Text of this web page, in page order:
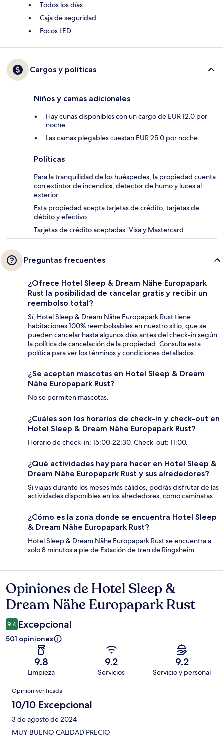
Todos los días
Caja de seguridad
Focos LED
Cargos y políticas
Niños y camas adicionales
Hay cunas disponibles con un cargo de EUR 12.0 por
noche.
Las camas plegables cuestan EUR 25.0 por noche.
Políticas
Para la tranquilidad de los huéspedes, la propiedad cuenta
con extintor de incendios, detector de humo y luces al
exterior.
Esta propiedad acepta tarjetas de crédito, tarjetas de
débito y efectivo.
Tarjetas de crédito aceptadas: Visa y Mastercard
Preguntas frecuentes
¿Ofrece Hotel Sleep & Dream Nähe Europapark
Rust la posibilidad de cancelar gratis y recibir un
reembolso total?
Sí, Hotel Sleep & Dream Nähe Europapark Rust tiene
habitaciones 100% reembolsables en nuestro sitio, que se
pueden cancelar hasta algunos días antes del check-in según
la política de cancelación de la propiedad. Consulta esta
política para ver los términos y condiciones detallados.
¿Se aceptan mascotas en Hotel Sleep & Dream
Nähe Europapark Rust?
No se permiten mascotas.
¿Cuáles son los horarios de check-in y check-out en
Hotel Sleep & Dream Nähe Europapark Rust?
Horario de check-in: 15:00-22:30. Check-out: 11:00.
¿Qué actividades hay para hacer en Hotel Sleep &
Dream Nähe Europapark Rust y sus alrededores?
Si viajas durante los meses más cálidos, podrás disfrutar de las
actividades disponibles en los alrededores, como caminatas.
¿Cómo es la zona donde se encuentra Hotel Sleep
& Dream Nähe Europapark Rust?
Hotel Sleep & Dream Nähe Europapark Rust se encuentra a
solo 8 minutos a pie de Estación de tren de Ringsheim.
Opiniones
Opiniones de Hotel Sleep &
Dream Nähe Europapark Rust
9.4 Excepcional
501 opiniones
9.8
Limpieza
9.2
Servicios
9.2
Servicio y personal
Opiniones
Opinión verificada
10/10 Excepcional
3 de agosto de 2024
MUY BUENO CALIDAD PRECIO